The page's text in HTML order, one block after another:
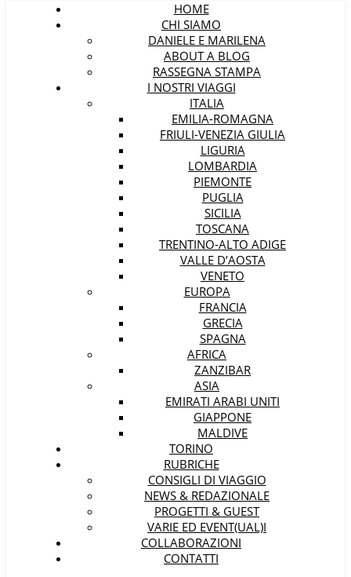
HOME
CHI SIAMO
DANIELE E MARILENA
ABOUT A BLOG
RASSEGNA STAMPA
I NOSTRI VIAGGI
ITALIA
EMILIA-ROMAGNA
FRIULI-VENEZIA GIULIA
LIGURIA
LOMBARDIA
PIEMONTE
PUGLIA
SICILIA
TOSCANA
TRENTINO-ALTO ADIGE
VALLE D’AOSTA
VENETO
EUROPA
FRANCIA
GRECIA
SPAGNA
AFRICA
ZANZIBAR
ASIA
EMIRATI ARABI UNITI
GIAPPONE
MALDIVE
TORINO
RUBRICHE
CONSIGLI DI VIAGGIO
NEWS & REDAZIONALE
PROGETTI & GUEST
VARIE ED EVENT(UAL)I
COLLABORAZIONI
CONTATTI